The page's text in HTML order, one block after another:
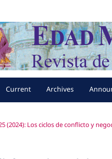
Current Archives
(2024): Los ciclos de conflicto y